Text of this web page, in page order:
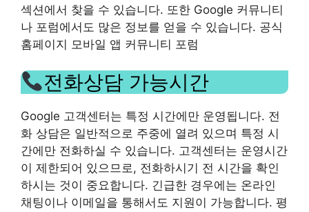
섹션에서 찾을 수 있습니다. 또한 Google 커뮤니티
나 포럼에서도 많은 정보를 얻을 수 있습니다. 공식
홈페이지 모바일 앱 커뮤니티 포럼
전화상담 가능시간
Google 고객센터는 특정 시간에만 운영됩니다. 전
화 상담은 일반적으로 주중에 열려 있으며 특정 시
간에만 전화하실 수 있습니다. 고객센터는 운영시간
이 제한되어 있으므로, 전화하시기 전 시간을 확인
하시는 것이 중요합니다. 긴급한 경우에는 온라인
채팅이나 이메일을 통해서도 지원이 가능합니다. 평